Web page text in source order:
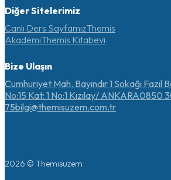
Diğer Sitelerimiz
Canlı Ders SayfamızThemis
AkademiThemis Kitabevi
Bize Ulaşın
Cumhuriyet Mah. Bayındır 1 Sokağı Fazıl
No:15 Kat: 1 No:1 Kızılay/ ANKARA0850
75bilgi@themisuzem.com.tr
2026 © Themisuzem